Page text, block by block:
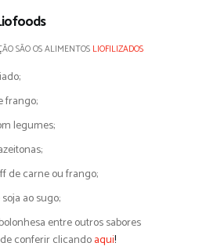
SÃO OS ALIMENTOS LIOFILIZADOS
frango;
legumes;
de carne ou frango;
ao sugo;
entre outros sabores
conferir clicandoaqui!